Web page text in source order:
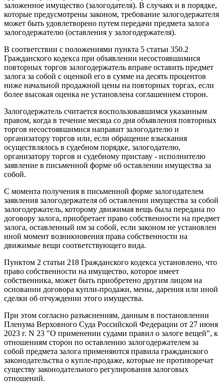
заложенное имущество (залогодателя). В случаях и в порядке,
которые предусмотрены законом, требование залогодержателя
может быть удовлетворено путем передачи предмета залога
залогодержателю (оставления у залогодержателя).
В соответствии с положениями пункта 5 статьи 350.2
Гражданского кодекса при объявлении несостоявшимися
повторных торгов залогодержатель вправе оставить предмет
залога за собой с оценкой его в сумме на десять процентов
ниже начальной продажной цены на повторных торгах, если
более высокая оценка не установлена соглашением сторон.
Залогодержатель считается воспользовавшимся указанным
правом, когда в течение месяца со дня объявления повторных
торгов несостоявшимися направит залогодателю и
организатору торгов или, если обращение взыскания
осуществлялось в судебном порядке, залогодателю,
организатору торгов и судебному приставу - исполнителю
заявление в письменной форме об оставлении имущества за
собой.
С момента получения в письменной форме залогодателем
заявления залогодержателя об оставлении имущества за собой
залогодержатель, которому движимая вещь была передана по
договору залога, приобретает право собственности на предмет
залога, оставленный им за собой, если законом не установлен
иной момент возникновения права собственности на
движимые вещи соответствующего вида.
Пунктом 2 статьи 218 Гражданского кодекса установлено, что
право собственности на имущество, которое имеет
собственника, может быть приобретено другим лицом на
основании договора купли-продажи, мены, дарения или иной
сделки об отчуждении этого имущества.
При этом согласно разъяснениям, данным в постановлении
Пленума Верховного Суда Российской Федерации от 27 июня
2023 г. N 23 "О применении судами правил о залоге вещей", к
отношениям сторон по оставлению залогодержателем за
собой предмета залога применяются правила гражданского
законодательства о купле-продаже, которые не противоречат
существу законодательного регулирования залоговых
отношений.